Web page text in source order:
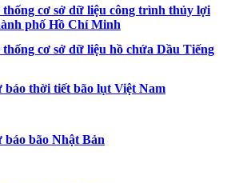
thống cơ sở dữ liệu công trình thủy lợi
phố Hồ Chí Minh
thống cơ sở dữ liệu hồ chứa Dầu Tiếng
báo thời tiết bão lụt Việt Nam
báo bão Nhật Bản